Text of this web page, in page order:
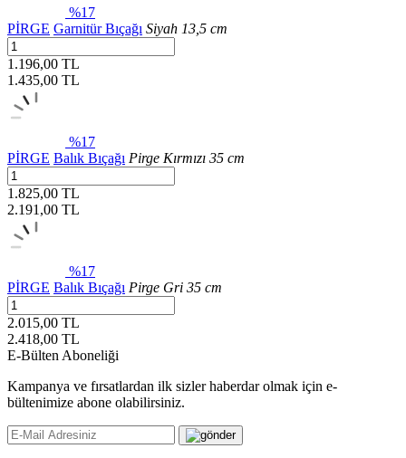
%17
PİRGE Garnitür Bıçağı Siyah 13,5 cm
1.196,00 TL
1.435,00 TL
%17
PİRGE Balık Bıçağı Pirge Kırmızı 35 cm
1.825,00 TL
2.191,00 TL
%17
PİRGE Balık Bıçağı Pirge Gri 35 cm
2.015,00 TL
2.418,00 TL
E-Bülten Aboneliği
Kampanya ve fırsatlardan ilk sizler haberdar olmak için e-
bültenimize abone olabilirsiniz.